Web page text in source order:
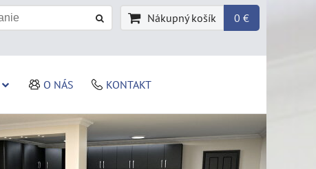
Nákupný košík 0 €
O NÁS KONTAKT